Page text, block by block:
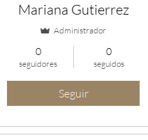
Mariana Gutierrez
Administrador
0
seguidores
0
seguidos
Seguir